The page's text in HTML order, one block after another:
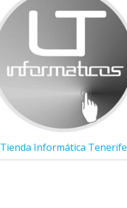
Tienda Informática Tenerife